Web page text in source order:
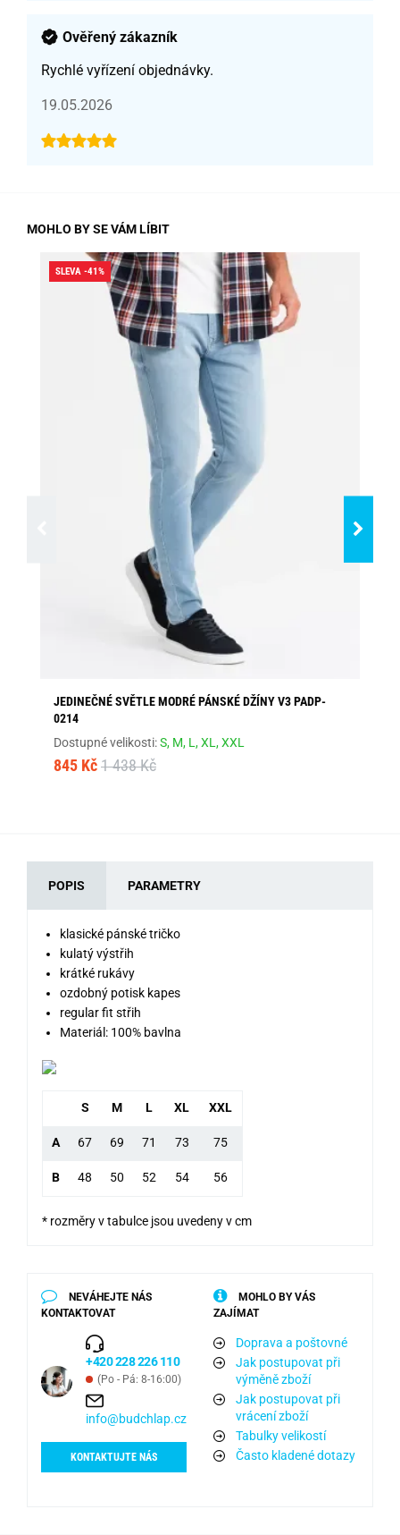
Ověřený zákazník
Rychlé vyřízení objednávky.
19.05.2026
MOHLO BY SE VÁM LÍBIT
SLEVA -41%
JEDINEČNÉ SVĚTLE MODRÉ PÁNSKÉ DŽÍNY V3 PADP-
0214
Dostupné velikosti:S, M, L,XL,XXL
845 Kč 1 438 Kč
POPIS PARAMETRY
klasické pánské tričko
kulatý výstřih
krátké rukávy
ozdobný potisk kapes
regular fit střih
Materiál: 100% bavlna
S M L XL XXL
A 67 69 71 73 75
B 48 50 52 54 56
* rozměry v tabulce jsou uvedeny v cm
NEVÁHEJTE NÁS
KONTAKTOVAT
+420 228 226 110
(Po - Pá: 8-16:00)
info@budchlap.cz
KONTAKTUJTE NÁS
MOHLO BY VÁS
ZAJÍMAT
Doprava a poštovné
Jak postupovat při
výměně zboží
Jak postupovat při
vrácení zboží
Tabulky velikostí
Často kladené dotazy